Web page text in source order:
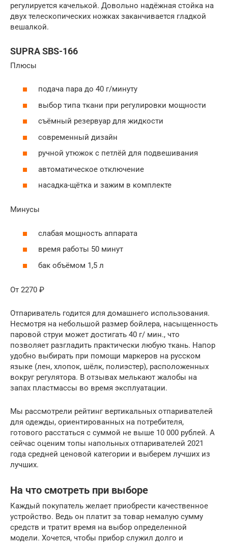
регулируется качелькой. Довольно надёжная стойка на
двух телескопических ножках заканчивается гладкой
вешалкой.
SUPRA SBS-166
Плюсы
подача пара до 40 г/минуту
выбор типа ткани при регулировки мощности
съёмный резервуар для жидкости
современный дизайн
ручной утюжок с петлёй для подвешивания
автоматическое отключение
насадка-щётка и зажим в комплекте
Минусы
слабая мощность аппарата
время работы 50 минут
бак объёмом 1,5 л
От 2270 ₽
Отпариватель годится для домашнего использования.
Несмотря на небольшой размер бойлера, насыщенность
паровой струи может достигать 40 г/ мин., что
позволяет разгладить практически любую ткань. Напор
удобно выбирать при помощи маркеров на русском
языке (лен, хлопок, шёлк, полиэстер), расположенных
вокруг регулятора. В отзывах мелькают жалобы на
запах пластмассы во время эксплуатации.
Мы рассмотрели рейтинг вертикальных отпаривателей
для одежды, ориентированных на потребителя,
готового расстаться с суммой не выше 10 000 рублей. А
сейчас оценим топы напольных отпаривателей 2021
года средней ценовой категории и выберем лучших из
лучших.
На что смотреть при выборе
Каждый покупатель желает приобрести качественное
устройство. Ведь он платит за товар немалую сумму
средств и тратит время на выбор определенной
модели. Хочется, чтобы прибор служил долго и